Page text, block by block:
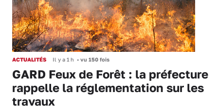
ACTUALITÉS Il y a 1 h • vu 150 fois
GARD Feux de Forêt : la préfecture
rappelle la réglementation sur les
travaux